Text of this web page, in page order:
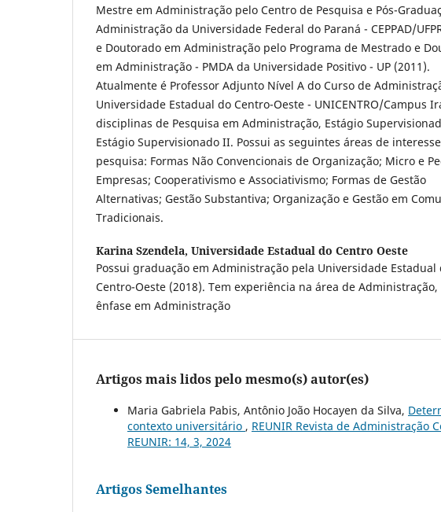
Mestre em Administração pelo Centro de Pesquisa e Pós-
Administração da Universidade Federal do Paraná - CEPPAD/
e Doutorado em Administração pelo Programa de Mestrado e
em Administração - PMDA da Universidade Positivo - UP (2011).
Atualmente é Professor Adjunto Nível A do Curso de
Universidade Estadual do Centro-Oeste - UNICENTRO/Campus
disciplinas de Pesquisa em Administração, Estágio
Estágio Supervisionado II. Possui as seguintes áreas de
pesquisa: Formas Não Convencionais de Organização; Micro e
Empresas; Cooperativismo e Associativismo; Formas de Gestão
Alternativas; Gestão Substantiva; Organização e Gestão em
Tradicionais.
Karina Szendela, Universidade Estadual do Centro Oeste
Possui graduação em Administração pela Universidade Estadual
Centro-Oeste (2018). Tem experiência na área de Administração,
ênfase em Administração
Artigos mais lidos pelo mesmo(s) autor(es)
Maria Gabriela Pabis, Antônio João Hocayen da Silva,
contexto universitário , REUNIR Revista de Administração
REUNIR: 14, 3, 2024
Artigos Semelhantes